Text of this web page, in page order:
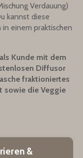
Verdauung)
kannst diese
einem praktischen
Kunde mit dem
Diffusor
fraktioniertes
sowie die Veggie
&